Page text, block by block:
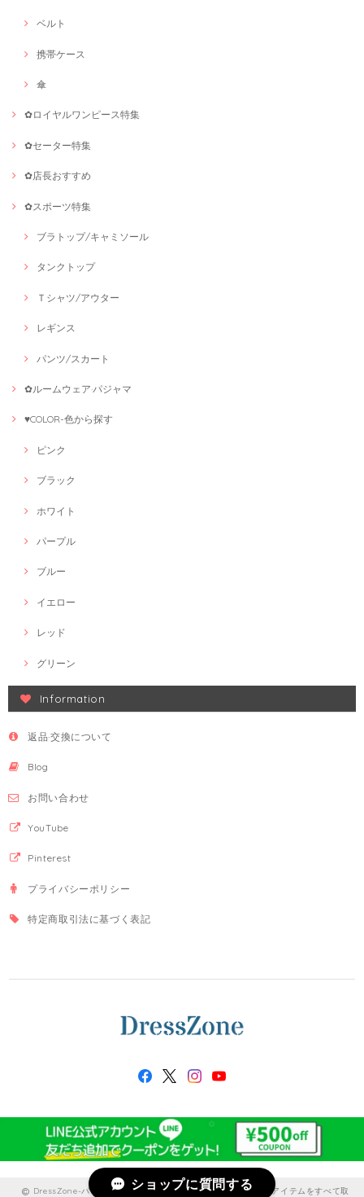
ベルト
携帯ケース
傘
✿ロイヤルワンピース特集
✿セーター特集
✿店長おすすめ
✿スポーツ特集
ブラトップ/キャミソール
タンクトップ
Ｔシャツ/アウター
レギンス
パンツ/スカート
✿ルームウェア·パジャマ
♥COLOR-色から探す
ピンク
ブラック
ホワイト
パープル
ブルー
イエロー
レッド
グリーン
Information
返品·交換について
Blog
お問い合わせ
YouTube
Pinterest
プライバシーポリシー
特定商取引法に基づく表記
DressZone-パーティードレス、プライベート、出勤服などのアイテムをすべて取
ショップに質問する